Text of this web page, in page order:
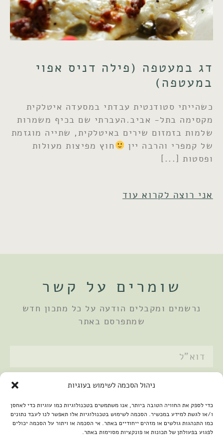
ניהול הסכמה לשימוש בעוגיות
כדי לספק את החוויה הטובה ביותר, אנו משתמשים בטכנולוגיות כמו עוגיות כדי לאחסן
ו/או לגשת למידע במכשיר. הסכמה לשימוש בטכנולוגיות אלו תאפשר לנו לעבד נתונים
כמו התנהגות גולשים או מזהים ייחודיים באתר. אי הסכמה או ויתור על הסכמה יכולים
לפגוע בפעולתן של תכונות או פונקציות מסוימות באתר.
דג במעטפה (פילה דניס אפוי
במעטפה)
כשהייתי סטודנטית עבדתי במסעדה איטלקית
מקסימה בתל- אביב.העברתי שם בכיף משמרות
שלמות בזמזום שירים באיטלקית, שתייה מוגזמת
של קמפרי והרבה יין
חוץ מפיצות מעולות
ופסטות
אני רוצה לקרוא עוד
שומרים על קשר
נרשמים ומקבלים הודעה על כל מתכון חדש
שמתפרסם באתר
אני מאשר/ת אתמדיניות הפרטיות
שלחתי